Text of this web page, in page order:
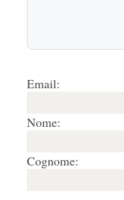
Personalmente
l'artista, nel senso
Email:
Nome:
Cognome: